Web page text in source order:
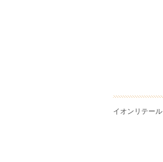
イオンリテール